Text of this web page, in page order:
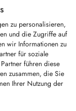
zu personalisieren,
und die Zugriffe auf
wir Informationen zu
für soziale
führen diese
zusammen, die Sie
Ihrer Nutzung der
Hackermesser
LOGIN